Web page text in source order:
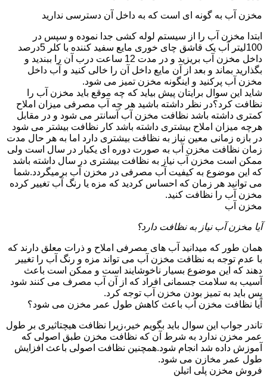
مخزن آب به گونه ای است که به داخل آن دسترسی ندارید
ابتدا مخزن آب را از سیستم لوله کشی جدا نموده و سپس در
100لیتر آب یک قاشق چای خوری مایع سفید کننده با کلر 5درصد
داخل مخزن آب بریزید و در مدت 12 ساعت درب آن را ببندید و
بگذارید بماند و بعد از آن مایع داخل آن را خالی کنید و آب داخل
مخزن آب پرکنید و اینگونه مخزن تمیز می شود.
شاید این سوال برایتان پیش بیاید که چه موقع باید مخزن آب را
نظافت کرد؟در نظر داشته باشید هر چه آب مصرفی میزان املاح
کمتری داشته باشد نظافت مخزن آب آسانتر می شود و در مقابل
هرچه میزان املاح بیشتری داشته باشد کار نظافت بیشتر می شود
در بازه زمانی معین نیاز به نظافت بیشتری دارد اما به هر حال مدت
زمان نظافت مخزن آب به صورت دوره ای یکبار در سال است ولی
ممکن است مخزن آب نیاز به نظافت بیشتری در سال داشته باشد
که این موضوع به کیفیت آب مصرفی در مخزن آب برمیگردد.شما
می توانید هر زمان که احساس کردید که مزه یا رنگ آب تغییر کرده
مخزن آب را نظافت کنید.
مخزن آب
آیا مخزن آب نیاز به نظافت دارد؟
همان طور که میدانید آب های مصرفی املاح و ذرات معلق دارند که
با عدم توجه به نظافت مخزن آب می تواند مزه و رنگ آب را تغییر
دهند که این موضوع بسیار ناخوشایند است و ممکن است باعث
آسیب به سلامت جسمانی افراد که از آن آب مصرف می کنند شود
پس باید به تمیز بودن مخزن آب توجه کرد.
آیا نظافت مخزن آب باعث کاهش طول عمر مخزن می شود؟
تاندر جواب این سوال باید بگویم خیر،زیرا نظافت هیچتاثیری بر طول
عمر مخزن ندارد به شرط آن که نظافت مخزن طبق اصولی که
آموزش داده شد انجام شود.همچنین نظافت اصولی باعث افزایش
طول عمر مخازن می شود.
فروش مخزن پلی اتیلن